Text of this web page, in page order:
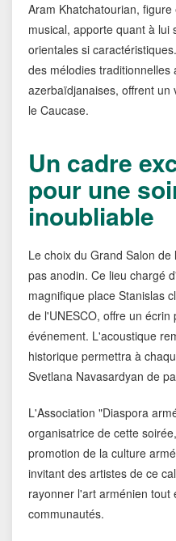
Aram Khatchatourian,
musical, apporte quant à lui
orientales si
des mélodies
azerbaïdjanaises, offrent un
le Caucase.
Un cadre
pour une
inoubliable
Le choix du Grand Salon
pas anodin. Ce lieu chargé
magnifique place Stanislas
de l'UNESCO, offre un
événement. L'acoustique
historique permettra à
Svetlana Navasardyan de
L'Association "Diaspora
organisatrice de cette
promotion de la culture
invitant des artistes de ce
rayonner l'art arménien
communautés.